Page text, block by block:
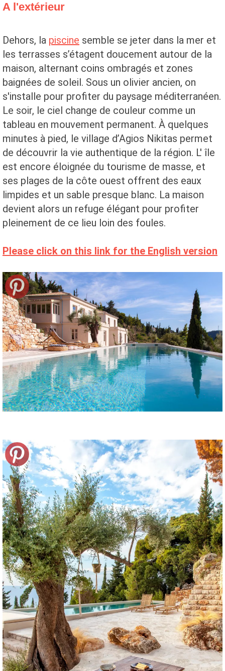
A l'extérieur
Dehors, la piscine semble se jeter dans la mer et
les terrasses s’étagent doucement autour de la
maison, alternant coins ombragés et zones
baignées de soleil. Sous un olivier ancien, on
s'installe pour profiter du paysage méditerranéen.
Le soir, le ciel change de couleur comme un
tableau en mouvement permanent. À quelques
minutes à pied, le village d’Agios Nikitas permet
de découvrir la vie authentique de la région. L' île
est encore éloignée du tourisme de masse, et
ses plages de la côte ouest offrent des eaux
limpides et un sable presque blanc. La maison
devient alors un refuge élégant pour profiter
pleinement de ce lieu loin des foules.
Please click on this link for the English version